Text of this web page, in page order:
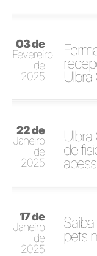
03 de
Fevereiro
de
2025
22 de
Janeiro
de
2025
de
17 de
Janeiro
de
2025
pets